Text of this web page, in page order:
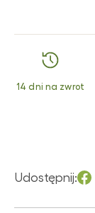
14 dni na zwrot
Udostępnij: